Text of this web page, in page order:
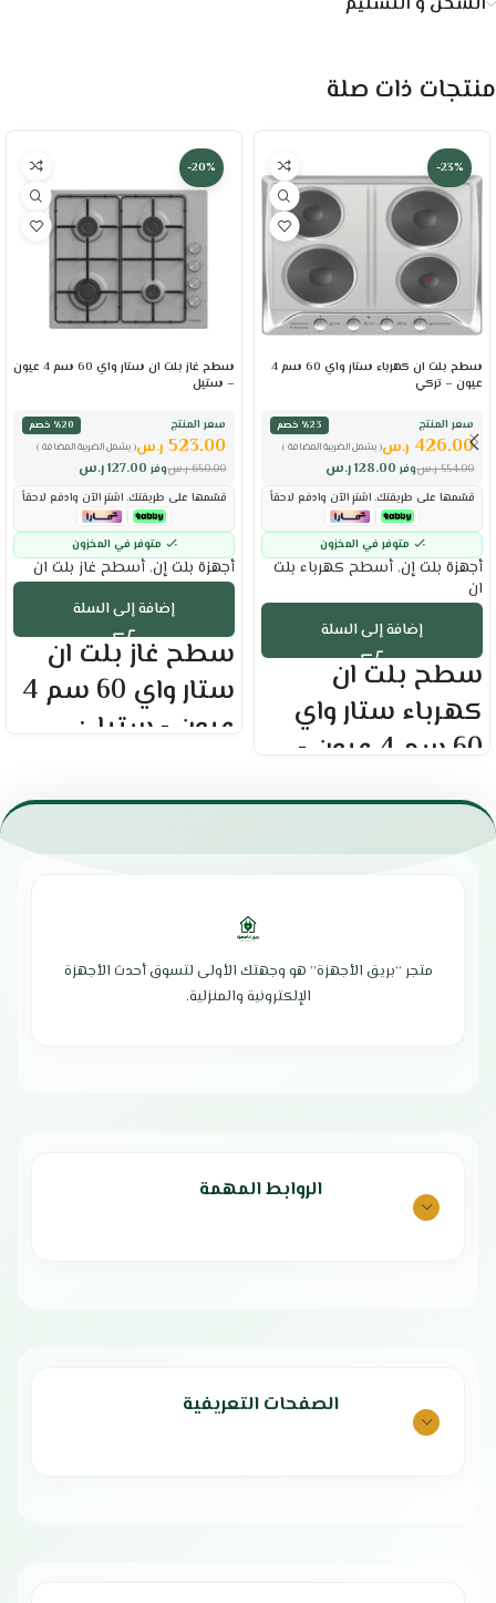
منتجات ذات صلة
-23%
سطح بلت ان كهرباء ستار واي 60 سم 4
عيون – تركي
سعر المنتج
٪23 خصم
( يشمل الضريبة المضافة )
426.00 ر.س
وفر 128.00ر.س 554.00 ر.س
قسّمها على طريقتك. اشترِ الآن وادفع لاحقاً
متوفر في المخزون
أجهزة بلت إن, أسطح كهرباء بلت
ان
إضافة إلى السلة
سطح بلت ان
كهرباء ستار واي
60 سم 4 عيون -
سطح 60 سم
سهولة الاستخدام والتنظيف
مصنوع من خامات عالية الجودة
-20%
سطح غاز بلت ان ستار واي 60 سم 4 عيون
– ستيل
سعر المنتج
٪20 خصم
( يشمل الضريبة المضافة )
523.00 ر.س
وفر 127.00ر.س 650.00 ر.س
قسّمها على طريقتك. اشترِ الآن وادفع لاحقاً
متوفر في المخزون
أجهزة بلت إن, أسطح غاز بلت ان
إضافة إلى السلة
سطح غاز بلت ان
ستار واي 60 سم 4
عيون - ستيل:
شعلة صغيرة، شعلتان متوسطتان،
سطح مصنوع من مواد عالية الجودة
سهل الاستخدام ويمكن تنظيفة
متجر “بريق الأجهزة” هو وجهتك الأولى لتسوق أحدث الأجهزة
الإلكترونية والمنزلية.
الروابط المهمة
الصفحات التعريفية